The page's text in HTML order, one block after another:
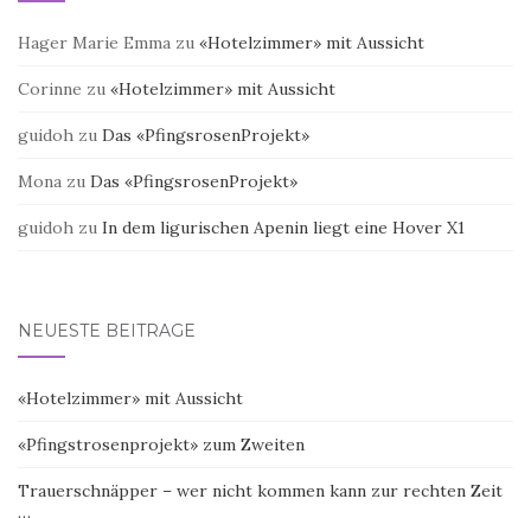
Hager Marie Emma zu «Hotelzimmer» mit Aussicht
Corinne zu «Hotelzimmer» mit Aussicht
guidoh zu Das «PfingsrosenProjekt»
Mona zu Das «PfingsrosenProjekt»
guidoh zu In dem ligurischen Apenin liegt eine Hover X1
NEUESTE BEITRÄGE
«Hotelzimmer» mit Aussicht
«Pfingstrosenprojekt» zum Zweiten
Trauerschnäpper – wer nicht kommen kann zur rechten Zeit
…